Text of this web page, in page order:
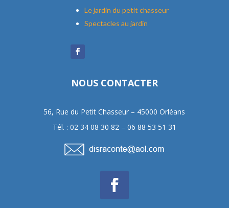
Le jardin du petit chasseur
Spectacles au jardin
NOUS CONTACTER
56, Rue du Petit Chasseur – 45000 Orléans
Tél. : 02 34 08 30 82 – 06 88 53 51 31